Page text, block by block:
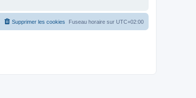
Fuseau horaire sur UTC+02:00
Supprimer les cookies